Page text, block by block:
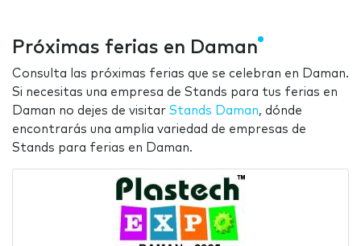
Próximas ferias en Daman
Consulta las próximas ferias que se celebran en Daman.
Si necesitas una empresa de Stands para tus ferias en
Daman no dejes de visitar Stands Daman, dónde
encontrarás una amplia variedad de empresas de
Stands para ferias en Daman.